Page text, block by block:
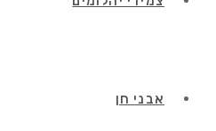
אבני חן